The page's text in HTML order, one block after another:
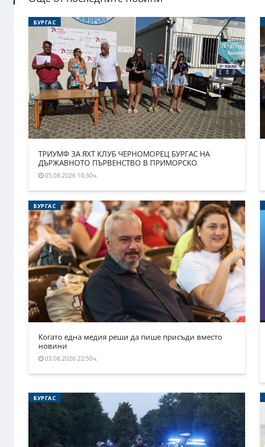
БУРГАС
ТРИУМФ ЗА ЯХТ КЛУБ ЧЕРНОМОРЕЦ БУРГАС НА
ДЪРЖАВНОТО ПЪРВЕНСТВО В ПРИМОРСКО
05.08.2026 10:30ч.
БУРГАС
Когато една медия реши да пише присъди вместо
новини
03.08.2026 22:50ч.
БУРГАС